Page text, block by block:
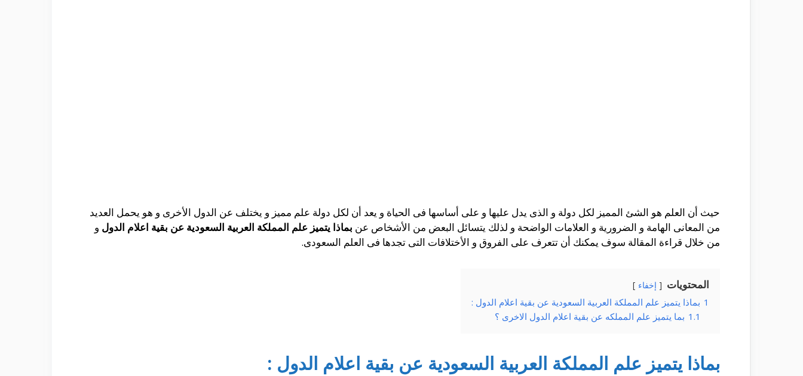
حيث أن العلم هو الشئ المميز لكل دولة و الذى يدل عليها و على أساسها فى الحياة و يعد أن لكل دولة علم مميز و يختلف عن الدول الأخرى و هو يحمل العديد
من المعانى الهامة و الضرورية و العلامات الواضحة و لذلك يتسائل البعض من الأشخاص عن بماذا يتميز علم المملكة العربية السعودية عن بقية اعلام الدول و
من خلال قراءة المقالة سوف يمكنك أن تتعرف على الفروق و الأختلافات التى تجدها فى العلم السعودى.
المحتويات إخفاء
1 بماذا يتميز علم المملكة العربية السعودية عن بقية اعلام الدول :
1.1 بما يتميز علم المملكه عن بقية اعلام الدول الاخرى ؟
بماذا يتميز علم المملكة العربية السعودية عن بقية اعلام الدول :